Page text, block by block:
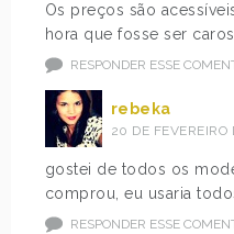
Os preços são
hora que fosse ser
RESPONDER ESSE
rebeka
20 DE
gostei de todos os
comprou, eu usaria
RESPONDER ESSE